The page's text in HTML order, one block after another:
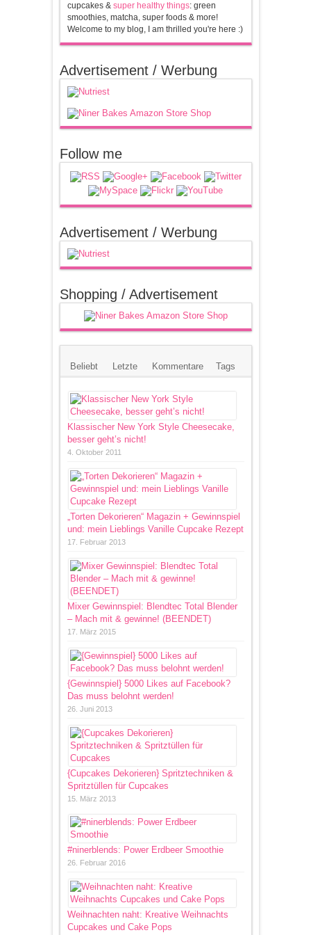
cupcakes & super healthy things: green
smoothies, matcha, super foods & more!
Welcome to my blog, I am thrilled you're here :)
Advertisement / Werbung
Follow me
Advertisement / Werbung
Shopping / Advertisement
Beliebt Letzte Kommentare Tags
Klassischer New York Style Cheesecake,
besser geht’s nicht!
4. Oktober 2011
„Torten Dekorieren“ Magazin + Gewinnspiel
und: mein Lieblings Vanille Cupcake Rezept
17. Februar 2013
Mixer Gewinnspiel: Blendtec Total Blender
– Mach mit & gewinne! (BEENDET)
17. März 2015
{Gewinnspiel} 5000 Likes auf Facebook?
Das muss belohnt werden!
26. Juni 2013
{Cupcakes Dekorieren} Spritztechniken &
Spritztüllen für Cupcakes
15. März 2013
#ninerblends: Power Erdbeer Smoothie
26. Februar 2016
Weihnachten naht: Kreative Weihnachts
Cupcakes und Cake Pops